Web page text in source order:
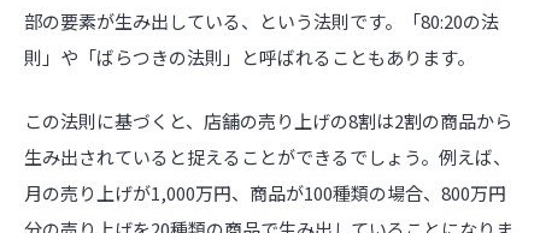
部の要素が生み出している、という法則です。「80:20の法
則」や「ばらつきの法則」と呼ばれることもあります。
この法則に基づくと、店舗の売り上げの8割は2割の商品から
生み出されていると捉えることができるでしょう。例えば、
月の売り上げが1,000万円、商品が100種類の場合、800万円